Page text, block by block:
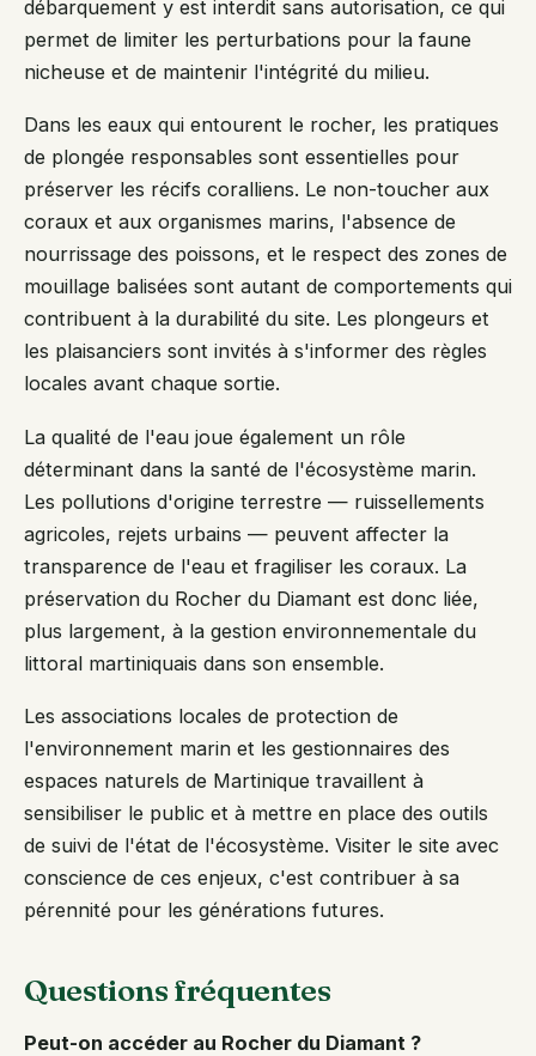
débarquement y est interdit sans autorisation, ce qui
permet de limiter les perturbations pour la faune
nicheuse et de maintenir l'intégrité du milieu.
Dans les eaux qui entourent le rocher, les pratiques
de plongée responsables sont essentielles pour
préserver les récifs coralliens. Le non-toucher aux
coraux et aux organismes marins, l'absence de
nourrissage des poissons, et le respect des zones de
mouillage balisées sont autant de comportements qui
contribuent à la durabilité du site. Les plongeurs et
les plaisanciers sont invités à s'informer des règles
locales avant chaque sortie.
La qualité de l'eau joue également un rôle
déterminant dans la santé de l'écosystème marin.
Les pollutions d'origine terrestre — ruissellements
agricoles, rejets urbains — peuvent affecter la
transparence de l'eau et fragiliser les coraux. La
préservation du Rocher du Diamant est donc liée,
plus largement, à la gestion environnementale du
littoral martiniquais dans son ensemble.
Les associations locales de protection de
l'environnement marin et les gestionnaires des
espaces naturels de Martinique travaillent à
sensibiliser le public et à mettre en place des outils
de suivi de l'état de l'écosystème. Visiter le site avec
conscience de ces enjeux, c'est contribuer à sa
pérennité pour les générations futures.
Questions fréquentes
Peut-on accéder au Rocher du Diamant ?